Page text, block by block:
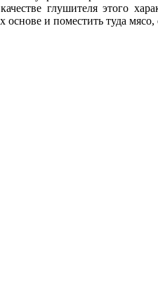
глушителя этого
и поместить туда